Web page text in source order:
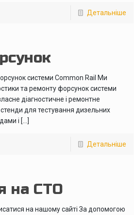
Детальніше
системи Common Rail Ми
та ремонту форсунок системи
діагностичне і ремонтне
для тестування дизельних
і […]
Детальніше
на СТО
на нашому сайті За допомогою